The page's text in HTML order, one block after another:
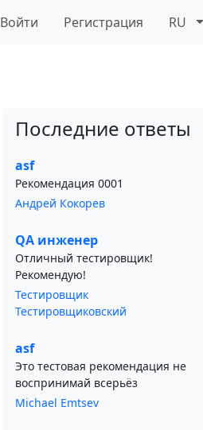
Войти Регистрация RU
Последние ответы
asf
Рекомендация 0001
Андрей Кокорев
QA инженер
Отличный тестировщик!
Рекомендую!
Тестировщик
Тестировщиковский
asf
Это тестовая рекомендация не
воспринимай всерьёз
Michael Emtsev